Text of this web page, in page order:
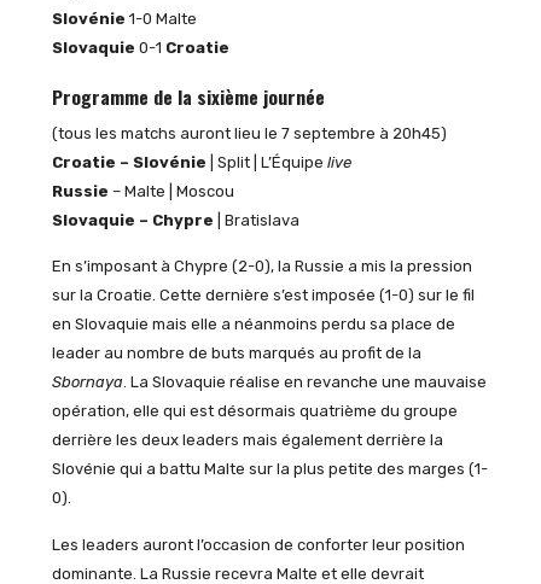
Slovénie 1-0 Malte
Slovaquie 0-1 Croatie
Programme de la sixième journée
(tous les matchs auront lieu le 7 septembre à 20h45)
Croatie – Slovénie | Split | L’Équipe live
Russie – Malte | Moscou
Slovaquie – Chypre | Bratislava
En s’imposant à Chypre (2-0), la Russie a mis la pression
sur la Croatie. Cette dernière s’est imposée (1-0) sur le fil
en Slovaquie mais elle a néanmoins perdu sa place de
leader au nombre de buts marqués au profit de la
Sbornaya. La Slovaquie réalise en revanche une mauvaise
opération, elle qui est désormais quatrième du groupe
derrière les deux leaders mais également derrière la
Slovénie qui a battu Malte sur la plus petite des marges (1-
0).
Les leaders auront l’occasion de conforter leur position
dominante. La Russie recevra Malte et elle devrait